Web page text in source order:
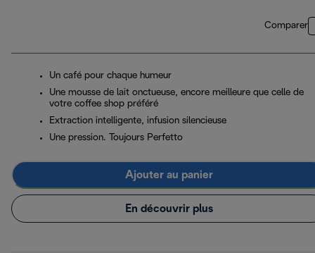
Comparer
Un café pour chaque humeur
Une mousse de lait onctueuse, encore meilleure que celle de
votre coffee shop préféré
Extraction intelligente, infusion silencieuse
Une pression. Toujours Perfetto
Ajouter au panier
En découvrir plus